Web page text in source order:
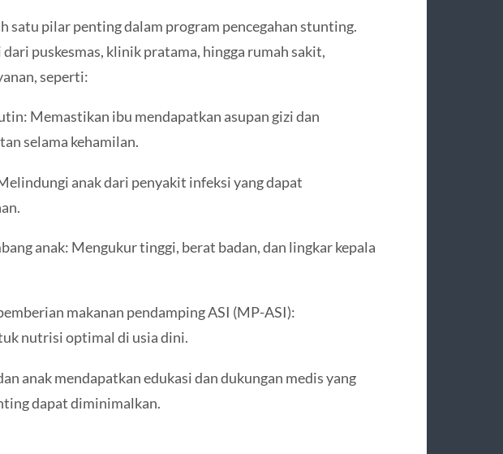
satu pilar penting dalam program pencegahan stunting.
puskesmas, klinik pratama, hingga rumah sakit,
seperti:
Memastikan ibu mendapatkan asupan gizi dan
selama kehamilan.
anak dari penyakit infeksi yang dapat
anak: Mengukur tinggi, berat badan, dan lingkar kepala
makanan pendamping ASI (MP-ASI):
nutrisi optimal di usia dini.
anak mendapatkan edukasi dan dukungan medis yang
dapat diminimalkan.